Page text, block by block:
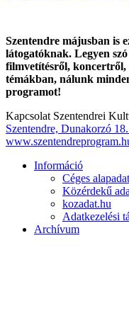
Szentendre májusban is
látogatóknak. Legyen
filmvetítésről, koncertről,
témákban, nálunk
programot!
Kapcsolat Szentendrei
Szentendre, Dunakorzó 18.
Információ
Céges
Közérdekű
kozadat.hu
Adatkezelési
Archívum